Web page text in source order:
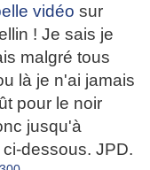
vidéo sur
! Je sais je
malgré tous
là je n'ai jamais
pour le noir
jusqu'à
dessous. JPD.